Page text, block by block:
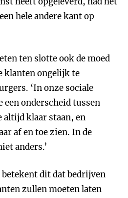
hele andere kant op
ten slotte ook de moed
klanten ongelijk te
‘In onze sociale
een onderscheid tussen
altijd klaar staan, en
af en toe zien. In de
anders.’
dit dat bedrijven
zullen moeten laten